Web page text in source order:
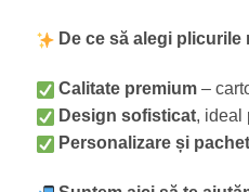
De ce să alegi
Calitate premium –
Design sofisticat, ideal
Personalizare și